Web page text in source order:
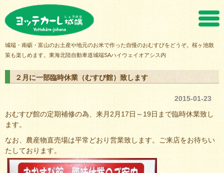
城端・南砺・富山のお土産や地元のお米で作った自慢のおむすびをどうぞ。桜ヶ池散
策も楽しめます。東海北陸自動車道城端SAハイウェイオアシス内
２月に一部臨時休業（むすび館）致します
2015-01-23
おむすび館の定期補修の為、来月2月17日～19日まで臨時休業致し
ます。
なお、農産物直売場は平常どおり営業致します。ご来店をお待ちい
たしております。